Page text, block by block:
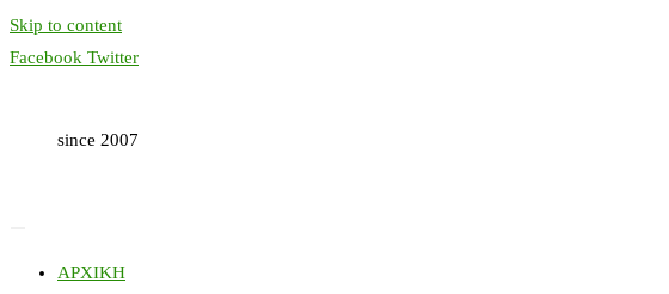
Skip to content
Facebook Twitter
since 2007
ΑΡΧΙΚΗ